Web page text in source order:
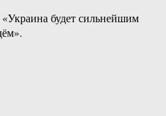
будет сильнейшим